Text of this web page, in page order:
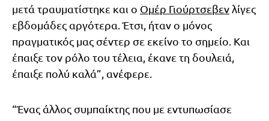
μετά τραυματίστηκε και ο Ομέρ Γιούρτσεβενλίγες
εβδομάδες αργότερα. Έτσι, ήταν ο μόνος
πραγματικός μας σέντερ σε εκείνο το σημείο. Και
έπαιξε τον ρόλο του τέλεια, έκανε τη δουλειά,
έπαιξε πολύ καλά”, ανέφερε.
“Ένας άλλος συμπαίκτης που με εντυπωσίασε